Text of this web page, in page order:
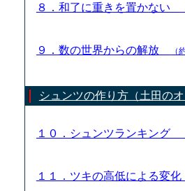
８．和了に重きを置かない
９．数の世界からの解放 （
シュンツの作り方（土田のオ
１０．シュンツランキング
１１．ツキの高低による変